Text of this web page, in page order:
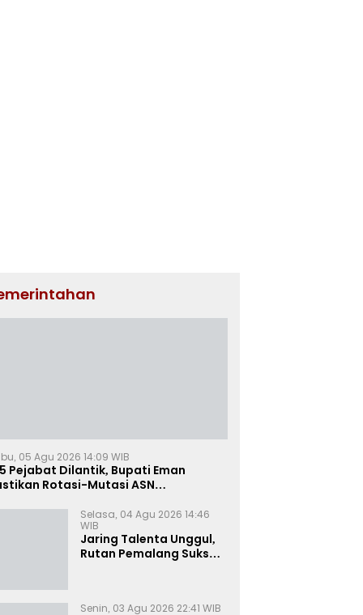
05 Agu 2026 14:09 WIB
Pejabat Dilantik, Bupati Eman
Rotasi-Mutasi ASN
Selasa, 04 Agu 2026 14:46
WIB
Jaring Talenta Unggul,
Rutan Pemalang Sukses
Senin, 03 Agu 2026 22:41 WIB